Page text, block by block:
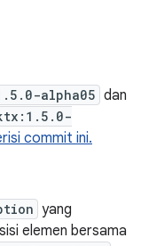
alpha05 dan
commit ini.
yang
elemen bersama